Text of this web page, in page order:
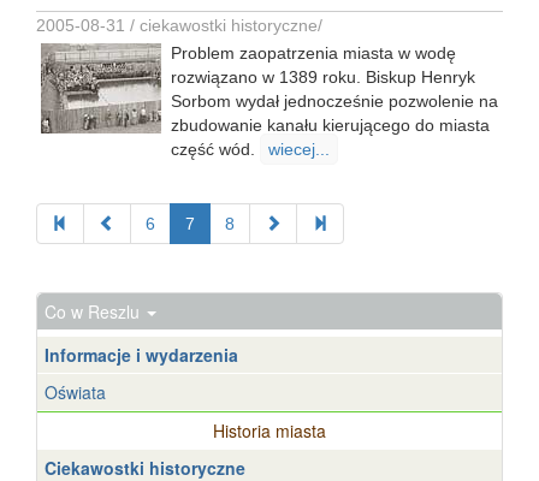
2005-08-31 / ciekawostki historyczne/
Problem zaopatrzenia miasta w wodę
rozwiązano w 1389 roku. Biskup Henryk
Sorbom wydał jednocześnie pozwolenie na
zbudowanie kanału kierującego do miasta
część wód.
wiecej...
6 7 8
Co w Reszlu
Informacje i wydarzenia
Oświata
Historia miasta
Ciekawostki historyczne